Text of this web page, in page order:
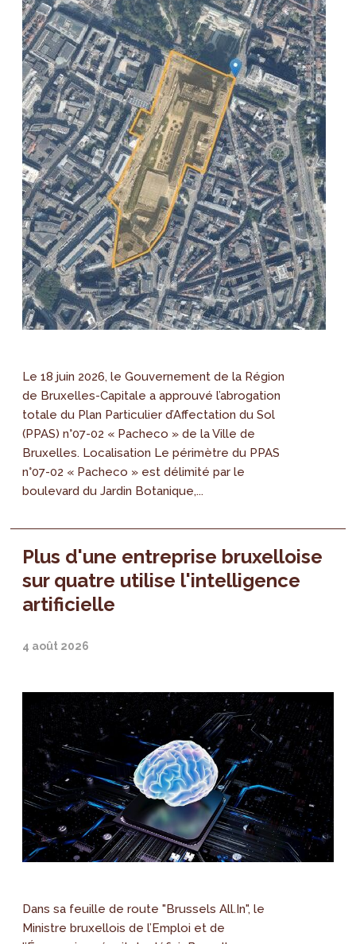
Le 18 juin 2026, le Gouvernement de la Région
de Bruxelles-Capitale a approuvé l’abrogation
totale du Plan Particulier d’Affectation du Sol
(PPAS) n°07-02 « Pacheco » de la Ville de
Bruxelles. Localisation Le périmètre du PPAS
n°07-02 « Pacheco » est délimité par le
boulevard du Jardin Botanique,...
Plus d'une entreprise bruxelloise
sur quatre utilise l'intelligence
artificielle
4 août 2026
Dans sa feuille de route "Brussels All.In", le
Ministre bruxellois de l’Emploi et de